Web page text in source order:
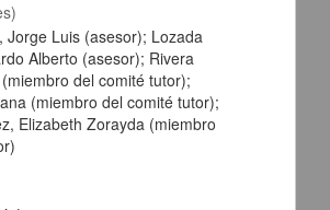
Jorge Luis (asesor); Lozada
Alberto (asesor); Rivera
del comité tutor);
(miembro del comité tutor);
Elizabeth Zorayda (miembro